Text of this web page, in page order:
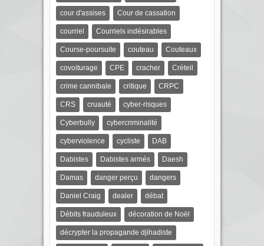
cour d'assises Cour de cassation
courriel Courriels indésirables
Course-poursuite couteau Couteaux
covoiturage CPE cracher Créteil
crime cannibale critique CRPC
CRS cruauté cyber-risques
Cyberbully cybercriminalité
cyberviolence cycliste DAB
Dabistes Dabistes armés Daesh
Damas danger perçu dangers
Daniel Craig dealer débat
Débits frauduleux décoration de Noël
décrypter la propagande djihadiste